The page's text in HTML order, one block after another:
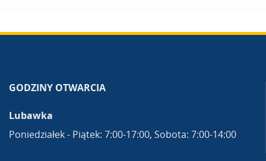
GODZINY OTWARCIA
Lubawka
Poniedziałek - Piątek: 7:00-17:00, Sobota: 7:00-14:00